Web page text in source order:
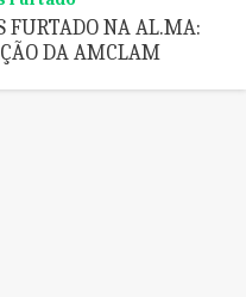
FURTADO NA AL.MA:
DA AMCLAM